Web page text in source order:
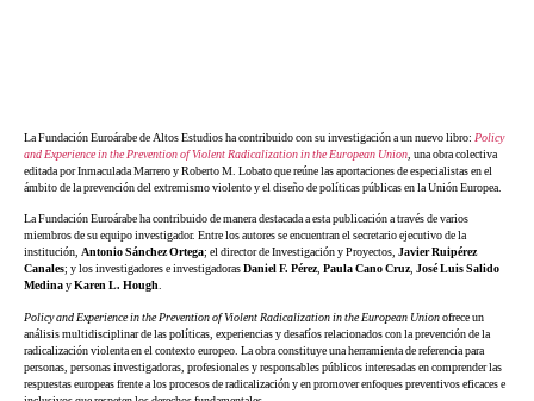
La Fundación Euroárabe de Altos Estudios ha contribuido con su investigación a un nuevo libro: Policy
and Experience in the Prevention of Violent Radicalization in the European Union, una obra colectiva
editada por Inmaculada Marrero y Roberto M. Lobato que reúne las aportaciones de especialistas en el
ámbito de la prevención del extremismo violento y el diseño de políticas públicas en la Unión Europea.
La Fundación Euroárabe ha contribuido de manera destacada a esta publicación a través de varios
miembros de su equipo investigador. Entre los autores se encuentran el secretario ejecutivo de la
institución, Antonio Sánchez Ortega; el director de Investigación y Proyectos, Javier Ruipérez
Canales; y los investigadores e investigadorasDaniel F. Pérez, Paula Cano Cruz, José Luis Salido
MedinayKaren L. Hough.
Policy and Experience in the Prevention of Violent Radicalization in the European Unionofrece un
análisis multidisciplinar de las políticas, experiencias y desafíos relacionados con la prevención de la
radicalización violenta en el contexto europeo. La obra constituye una herramienta de referencia para
personas, personas investigadoras, profesionales y responsables públicos interesadas en comprender las
respuestas europeas frente a los procesos de radicalización y en promover enfoques preventivos eficaces e